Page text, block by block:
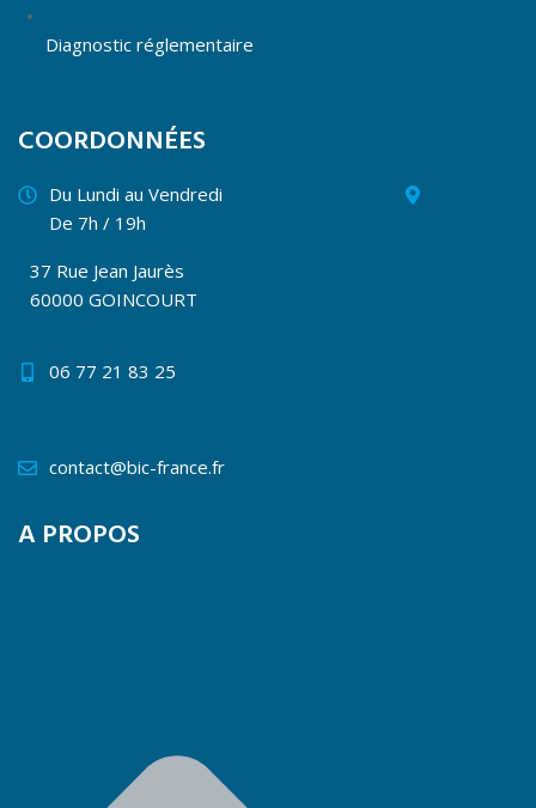
A PROPOS
Diagnostic réglementaire
COORDONNÉES
Du Lundi au Vendredi
De 7h / 19h
37 Rue Jean Jaurès
60000 GOINCOURT
06 77 21 83 25
contact@bic-france.fr